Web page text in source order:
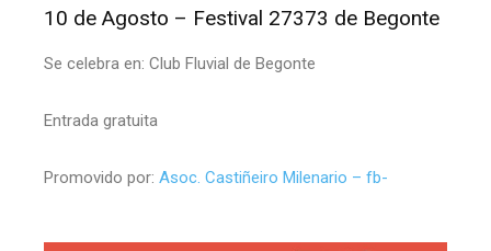
10 de Agosto – Festival 27373 de Begonte
Se celebra en: Club Fluvial de Begonte
Entrada gratuita
Promovido por: Asoc. Castiñeiro Milenario – fb-